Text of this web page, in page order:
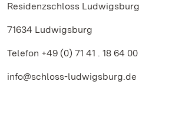
Residenzschloss Ludwigsburg
71634 Ludwigsburg
Telefon +49 (0) 71 41 . 18 64 00
info@schloss-ludwigsburg.de